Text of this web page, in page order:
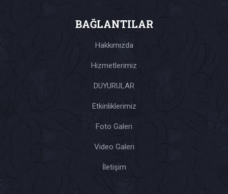
BAĞLANTILAR
Hakkımızda
Hizmetlerimiz
DUYURULAR
Etkinliklerimiz
Foto Galeri
Video Galeri
İletişim